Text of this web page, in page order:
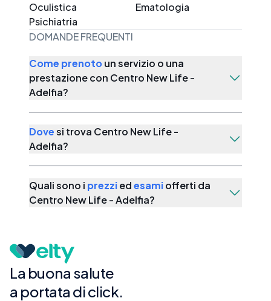
Oculistica
Ematologia
Psichiatria
DOMANDE FREQUENTI
Come prenotoun servizio o una
prestazione con Centro New Life -
Adelfia?
Dovesi trova Centro New Life -
Adelfia?
Quali sono i prezziedesamiofferti da
Centro New Life - Adelfia?
La buona salute
a portata di click.